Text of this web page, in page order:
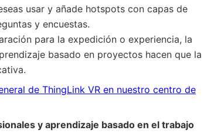
usar y añade hotspots con capas de
y encuestas.
para la expedición o experiencia, la
basado en proyectos hacen que la
de ThingLink VR en nuestro centro de
y aprendizaje basado en el trabajo